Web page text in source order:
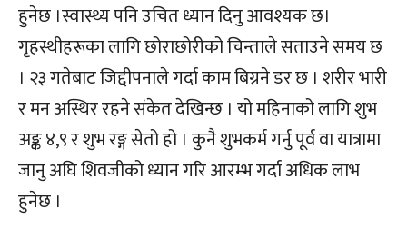
हुनेछ ।स्वास्थ्य पनि उचित ध्यान दिनु आवश्यक छ।
गृहस्थीहरूका लागि छोराछोरीको चिन्ताले सताउने समय छ
। २३ गतेबाट जिद्दीपनाले गर्दा काम बिग्रने डर छ । शरीर भारी
र मन अस्थिर रहने संकेत देखिन्छ । यो महिनाको लागि शुभ
अङ्क ४,९ र शुभ रङ्ग सेतो हो । कुनै शुभकर्म गर्नु पूर्व वा यात्रामा
जानु अघि शिवजीको ध्यान गरि आरम्भ गर्दा अधिक लाभ
हुनेछ ।